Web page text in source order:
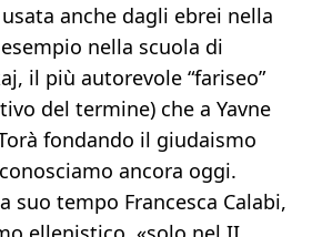
anche dagli ebrei nella
nella scuola di
il più autorevole “fariseo”
del termine) che a Yavne
fondando il giudaismo
ancora oggi.
suo tempo Francesca Calabi,